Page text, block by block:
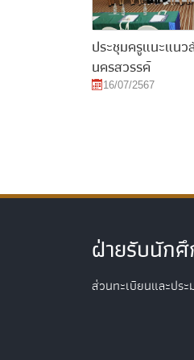
ประชุมครูแนะแน
นครสวรรค์
16/07/2567
ฝ่ายรับนัก
ส่วนทะเบียนและปร